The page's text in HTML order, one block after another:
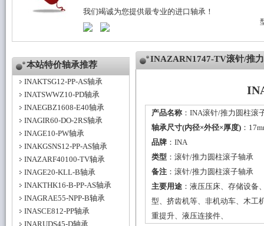
我们竭诚为您提供最专业的进口轴承！
本站特价轴承推荐
INAKTSG12-PP-AS轴承
INATSWWZ10-PD轴承
INAEGBZ1608-E40轴承
INAGIR60-DO-2RS轴承
INAGE10-PW轴承
INAKGSNS12-PP-AS轴承
INAZARF40100-TV轴承
INAGE20-KLL-B轴承
INAKTHK16-B-PP-AS轴承
INAGRAE55-NPP-B轴承
INASCE812-PP轴承
INARUDS45-D轴承
INAZARN1747-TV滚针/推
产品名称 ：INA滚针/推力圆柱滚
轴承尺寸(内径×外径×厚度) ：
品牌 ： INA
类型 ： 滚针/推力圆柱滚子轴承
备注 ：滚针/推力圆柱滚子轴承
主要用途 ：液压压床、存储设备
型、挤齿机等、非机动车、木工
重提升、液压连接件、